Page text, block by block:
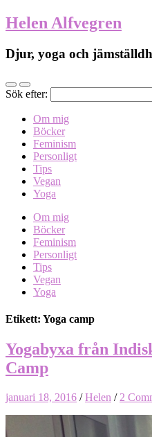
Helen Alfvegren
Djur, yoga och
Sök efter:
Om mig
Böcker
Feminism
Personligt
Tips
Vegan
Yoga
Om mig
Böcker
Feminism
Personligt
Tips
Vegan
Yoga
Etikett: Yoga camp
Yogabyxa från
Camp
januari 18, 2016 /Helen / 2